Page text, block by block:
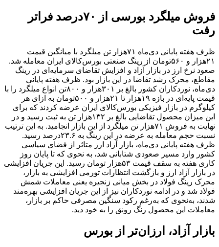
فروش میلگرد بورسی از ۷۰‌درصد فراتر
رفت
ظرف هفته پایانی دی‌ماه ۷۱‌هزار تن میلگرد با میانگین قیمت
۲۱‌هزار و ۵۶۰تومان از رینگ صنعتی بورس‌کالای ایران معامله شد.
صعود نرخ ارز در بازار آزاد و افزایش تقاضای سرمایه‌‌‌ای در رینگ
مقاطع، محرک رشد تقاضا در این بازار بود. ظرف هفته پایانی
دی‌ماه، نوردکاران کشور بالغ بر ۳۰۱‌هزار و ۸۰۰تن انواع میلگرد را با
قیمت پایه‌‌‌ای در بازه ۱۹‌هزار تا ۲۱‌هزار و ۵۰۰تومان به ازای هر
کیلوگرم در بازار فیزیکی بورس‌کالای ایران عرضه کردند که برای
این میزان محصول تقاضایی بالغ بر ۱۳۲‌هزار تن به ثبت رسید و در
نهایت به فروش ۷۱‌هزار تن میلگرد از این بازار انجامید. به این ترتیب
نسبت حجم معامله به عرضه در این رینگ به ۲۳.۶‌درصد رسید.
ظرف هفته پایانی دی‌ماه، بازار آزاد ارز متاثر از فضای سیاسی
کشور وارد مسیر صعودی شتابانی شد، به نحوی که تا پایان روز
کاری هفته به سقف قیمت ۵۳‌هزار تومان رسید. این جریان افزایشی
در بازار آزاد ارز و بازگشت انتظارات تورمی افزایشی به بازار،
محرک رینگ فولاد در بخش میانی زنجیره یعنی معاملات شمش
فولاد شد و در ادامه نوردکاران نیز از این جریان افزایشی بهره‌‌‌مند
شدند، به‌‌‌نحوی که به‌رغم رکود سنگین مصرفی حاکم بر بازار،
معاملات این محصول رنگ رونق را به خود دید.
بازار آزاد، ارزان‌‌‌تر از بورس